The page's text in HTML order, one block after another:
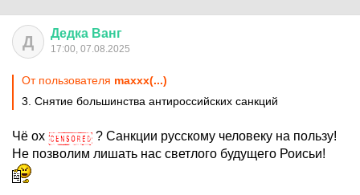
Д Дедка Ванг
17:00, 07.08.2025
От пользователя maxxx(...)
3. Снятие большинства антироссийских санкций
Чё ох
? Санкции русскому человеку на пользу!
Не позволим лишать нас светлого будущего Роисьи!